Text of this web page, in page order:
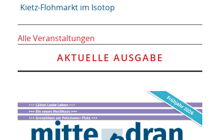
Kietz-Flohmarkt im Isotop
Alle Veranstaltungen
AKTUELLE AUSGABE